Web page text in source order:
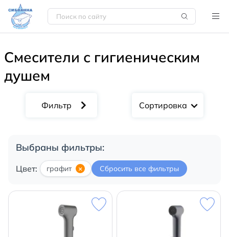
Смесители с гигиеническим
душем
Сортировка
Выбраны фильтры:
Цвет: графит × Сбросить все фильтры